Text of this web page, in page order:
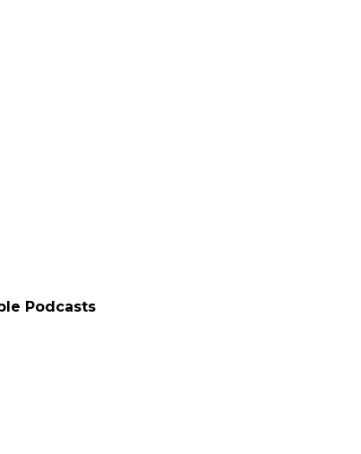
Podcasts